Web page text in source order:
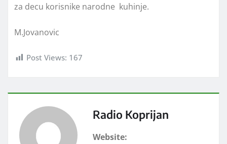
za decu korisnike narodne kuhinje.
M.Jovanovic
Post Views: 167
Radio Koprijan
Website: